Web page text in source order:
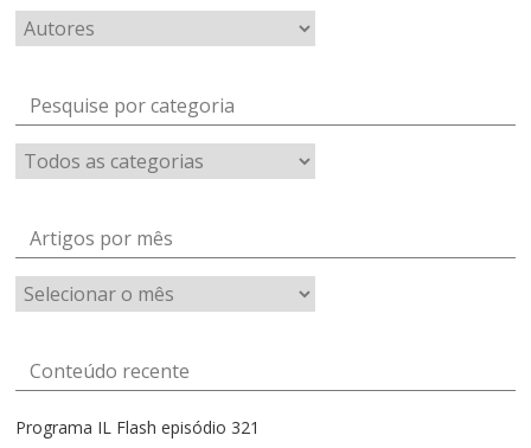
Pesquise por categoria
Artigos por mês
Artigos
por
Conteúdo recente
Programa IL Flash episódio 321